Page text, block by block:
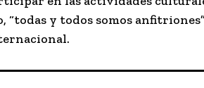
y todos somos